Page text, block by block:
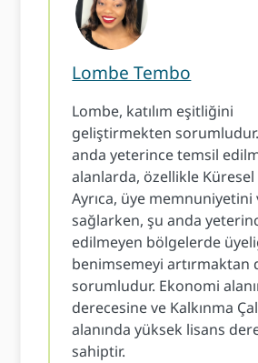
Lombe Tembo
Lombe, katılım eşitliğini
geliştirmekten sorumludur.
anda yeterince temsil
alanlarda, özellikle Küresel
Ayrıca, üye
sağlarken, şu anda
edilmeyen bölgelerde
benimsemeyi artırmaktan
sorumludur. Ekonomi
derecesine ve Kalkınma
alanında yüksek lisans
sahiptir.